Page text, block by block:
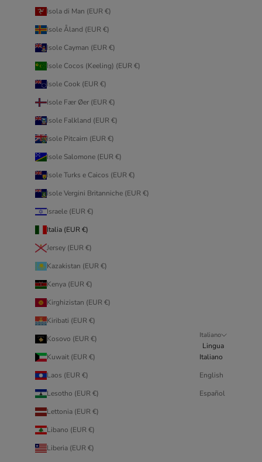
Isola di Man (EUR €)
Isole Åland (EUR €)
Isole Cayman (EUR €)
Isole Cocos (Keeling) (EUR €)
Isole Cook (EUR €)
Isole Fær Øer (EUR €)
Isole Falkland (EUR €)
Isole Pitcairn (EUR €)
Isole Salomone (EUR €)
Isole Turks e Caicos (EUR €)
Isole Vergini Britanniche (EUR €)
Israele (EUR €)
Italia (EUR €)
Jersey (EUR €)
Kazakistan (EUR €)
Kenya (EUR €)
Kirghizistan (EUR €)
Kiribati (EUR €)
Kosovo (EUR €)
Kuwait (EUR €)
Laos (EUR €)
Lesotho (EUR €)
Lettonia (EUR €)
Libano (EUR €)
Liberia (EUR €)
Italiano
Lingua
Italiano
English
Español